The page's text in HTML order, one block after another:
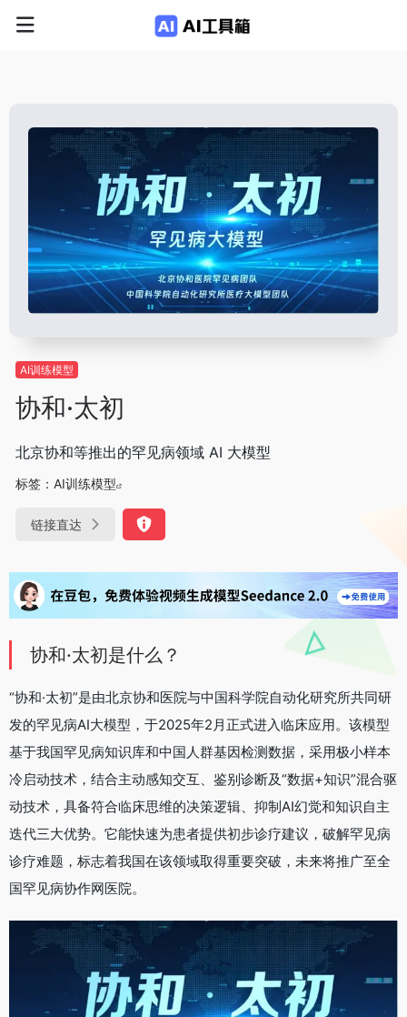
AI训练模型
协和·太初
北京协和等推出的罕见病领域 AI 大模型
标签： AI训练模型
链接直达
协和·太初是什么？
“协和·太初”是由北京协和医院与中国科学院自动化研究所共同研
发的罕见病AI大模型，于2025年2月正式进入临床应用。该模型
基于我国罕见病知识库和中国人群基因检测数据，采用极小样本
冷启动技术，结合主动感知交互、鉴别诊断及“数据+知识”混合驱
动技术，具备符合临床思维的决策逻辑、抑制AI幻觉和知识自主
迭代三大优势。它能快速为患者提供初步诊疗建议，破解罕见病
诊疗难题，标志着我国在该领域取得重要突破，未来将推广至全
国罕见病协作网医院。